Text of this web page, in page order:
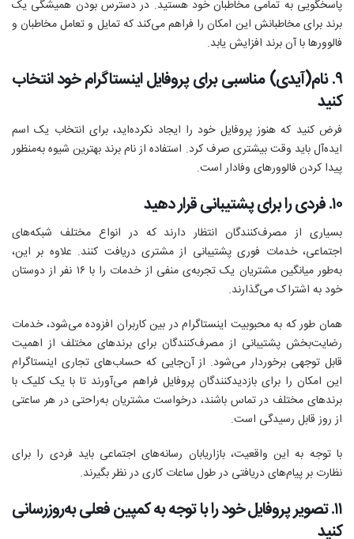
پاسخگویی به تمامی مخاطبان خود هستید. در دسترس بودن همیشگی یک
برند برای مخاطبانش این امکان را فراهم می‌کند که تمایل و تعامل مخاطبان و
فالوورها با آن برند افزایش یابد.
۹. نام(آیدی) مناسبی برای پروفایل اینستاگرام خود انتخاب
کنید
فرض کنید که هنوز پروفایل خود را ایجاد نکرده‌اید، برای انتخاب یک اسم
ایده‌آل باید وقت بیشتری صرف کرد. استفاده از نام برند بهترین شیوه به‌منظور
پیدا کردن فالوورهای وفادار است.
۱۰. فردی را برای پشتیبانی قرار دهید
بسیاری از مصرف‌کنندگان انتظار دارند که در انواع مختلف شبکه‌های
اجتماعی، خدمات فوری پشتیبانی از مشتری دریافت کنند. علاوه ‌بر ‌این،
به‌طور میانگین مشتریان یک تجربه‌ی منفی از خدمات را با ۱۶ نفر از دوستان
خود به اشتراک می‌گذارند.
همان طور که به محبوبیت اینستاگرام در بین کاربران افزوده می‌شود، خدمات
رضایت‌بخش پشتیبانی از مصرف‌کنندگان برای برند‌های مختلف از اهمیت
قابل‌ توجهی بر‌خوردار می‌‌شود. از آن‌جایی که حساب‌های تجاری اینستاگرام
این امکان را برای بازدید‌کنندگان پروفایل فراهم می‌آورند تا با یک کلیک با
برند‌های مختلف در تماس باشند، درخواست مشتریان به‌راحتی در هر ساعتی
از روز قابل رسیدگی است.
با توجه به این واقعیت، بازاریابان رسانه‌های اجتماعی باید فردی را برای
نظارت بر پیام‌های دریافتی در طول ساعات کاری در نظر بگیرند.
۱۱. تصویر پروفایل خود را با توجه به کمپین‌ فعلی به‌روزرسانی
کنید